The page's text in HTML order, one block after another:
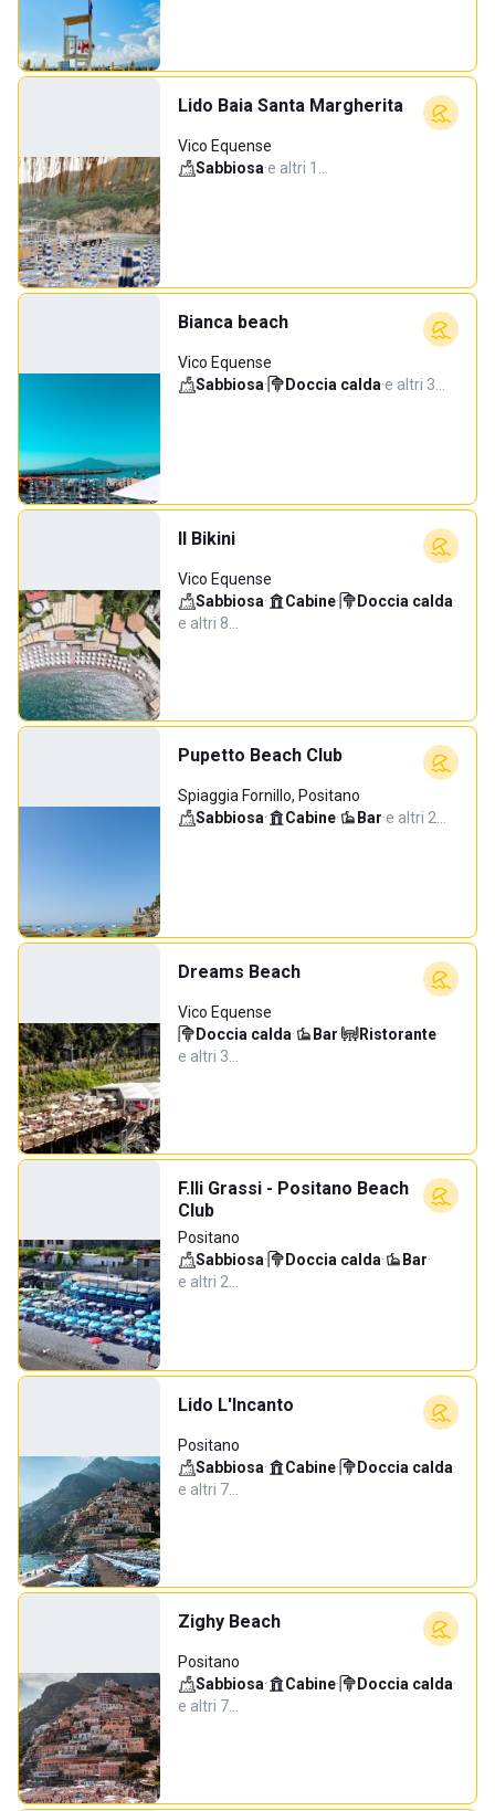
Lido Baia Santa Margherita
Vico Equense
Sabbiosa·e altri 1…
Bianca beach
Vico Equense
Sabbiosa· Doccia calda·e altri 3…
Il Bikini
Vico Equense
Sabbiosa· Cabine· Doccia calda·
e altri 8…
Pupetto Beach Club
Spiaggia Fornillo, Positano
Sabbiosa· Cabine· Bar·e altri 2…
Dreams Beach
Vico Equense
Doccia calda· Bar· Ristorante·
e altri 3…
F.lli Grassi - Positano Beach
Club
Positano
Sabbiosa· Doccia calda· Bar·
e altri 2…
Lido L'Incanto
Positano
Sabbiosa· Cabine· Doccia calda·
e altri 7…
Zighy Beach
Positano
Sabbiosa· Cabine· Doccia calda·
e altri 7…